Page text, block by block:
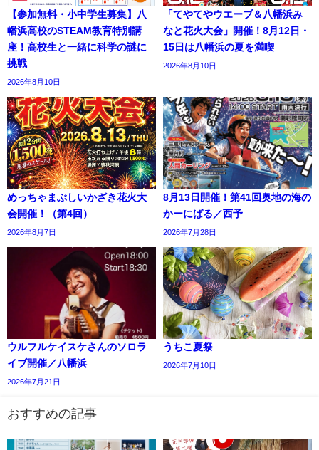
【参加無料・小中学生募集】八
幡浜高校のSTEAM教育特別講
座！高校生と一緒に科学の謎に
挑戦
2026年8月10日
「てやてやウエーブ＆八幡浜み
なと花火大会」開催！8月12日・
15日は八幡浜の夏を満喫
2026年8月10日
めっちゃまぶしいかざき花火大
会開催！（第4回）
2026年8月7日
8月13日開催！第41回奥地の海の
かーにばる／西予
2026年7月28日
ウルフルケイスケさんのソロラ
イブ開催／八幡浜
2026年7月21日
うちこ夏祭
2026年7月10日
おすすめの記事